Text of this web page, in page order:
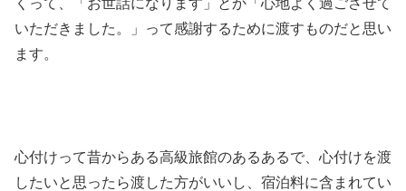
くって、「お世話になります」とか「心地よく過ごさせて
いただきました。」って感謝するために渡すものだと思い
ます。
心付けって昔からある高級旅館のあるあるで、心付けを渡
したいと思ったら渡した方がいいし、宿泊料に含まれてい